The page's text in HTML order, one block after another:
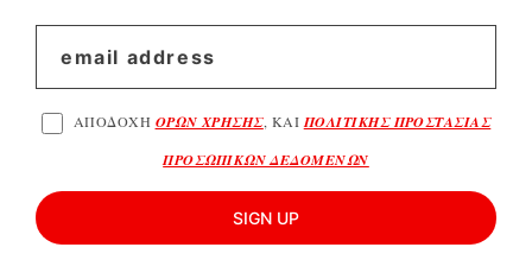
ΑΠΟΔΟΧΗ ΟΡΩΝ ΧΡΗΣΗΣ, ΚΑΙΠΟΛΙΤΙΚΗΣ ΠΡΟΣΤΑΣΙΑΣ
ΠΡΟΣΩΠΙΚΩΝ ΔΕΔΟΜΕΝΩΝ
SIGN UP